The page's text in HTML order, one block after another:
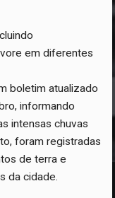
em diferentes
boletim atualizado
informando
intensas chuvas
foram registradas
de terra e
da cidade.